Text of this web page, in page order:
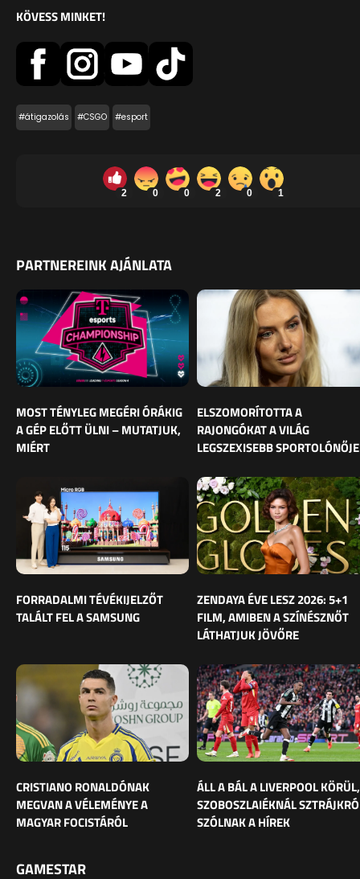
KÖVESS MINKET!
#átigazolás #CSGO #esport
2 0 0 2 0 1
PARTNEREINK AJÁNLATA
MOST TÉNYLEG MEGÉRI ÓRÁKIG
A GÉP ELŐTT ÜLNI – MUTATJUK,
MIÉRT
ELSZOMORÍTOTTA A
RAJONGÓKAT A VILÁG
LEGSZEXISEBB SPORTOLÓNŐJE
FORRADALMI TÉVÉKIJELZŐT
TALÁLT FEL A SAMSUNG
ZENDAYA ÉVE LESZ 2026: 5+1
FILM, AMIBEN A SZÍNÉSZNŐT
LÁTHATJUK JÖVŐRE
CRISTIANO RONALDÓNAK
MEGVAN A VÉLEMÉNYE A
MAGYAR FOCISTÁRÓL
ÁLL A BÁL A LIVERPOOL KÖRÜL,
SZOBOSZLAIÉKNÁL
SZÓLNAK A HÍREK
GAMESTAR